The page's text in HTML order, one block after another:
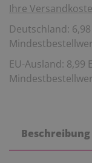
Ihre
Deutschland:
EU-Ausland: 8,99
Beschreibung